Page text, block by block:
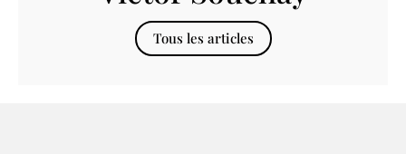
Tous les articles